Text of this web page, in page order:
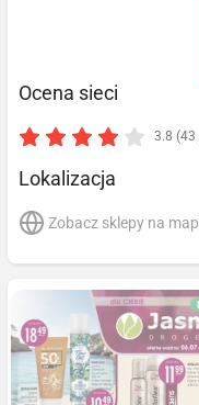
Ocena sieci
3.8 (43
Lokalizacja
Zobacz sklepy na